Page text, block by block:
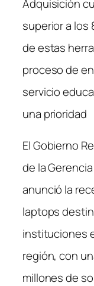
c
e
b
o
o
k
Adquisición
superior a los
de estas
proceso de
servicio
una prioridad
El Gobierno
de la
anunció la
laptops
instituciones
región, con
millones de